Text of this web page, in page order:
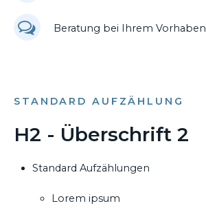
Beratung bei Ihrem Vorhaben
STANDARD AUFZÄHLUNG
H2 - Überschrift 2
Standard Aufzählungen
Lorem ipsum